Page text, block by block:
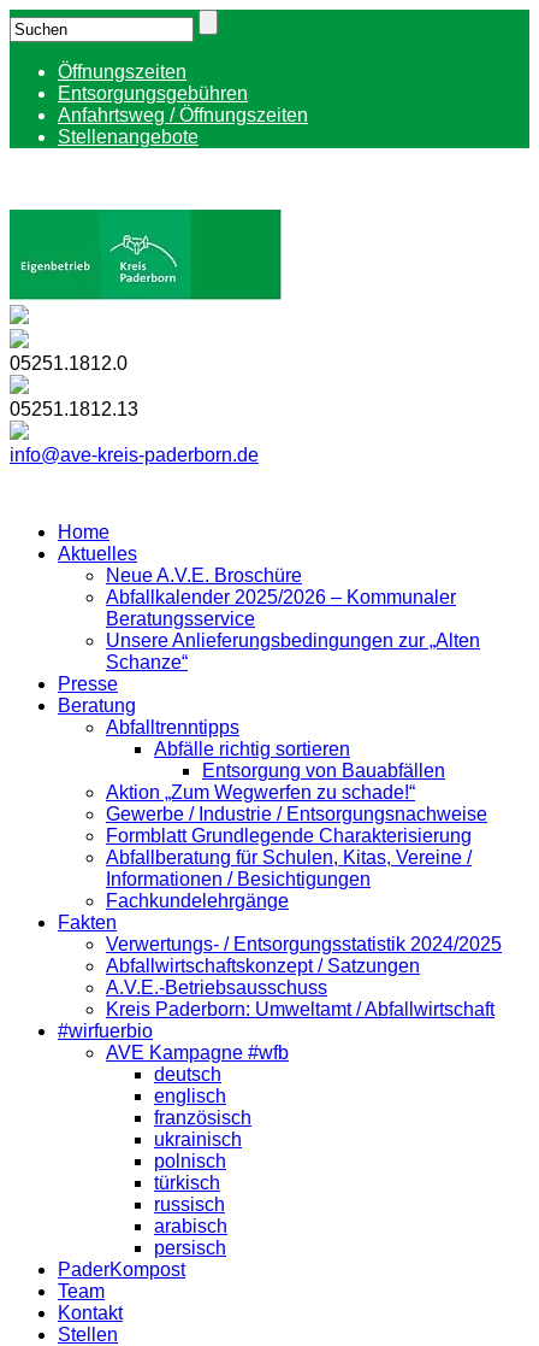
Öffnungszeiten
Entsorgungsgebühren
Anfahrtsweg / Öffnungszeiten
Stellenangebote
05251.1812.0
05251.1812.13
info@ave-kreis-paderborn.de
Home
Aktuelles
Neue A.V.E. Broschüre
Abfallkalender 2025/2026 – Kommunaler
Beratungsservice
Unsere Anlieferungsbedingungen zur „Alten
Schanze“
Presse
Beratung
Abfalltrenntipps
Abfälle richtig sortieren
Entsorgung von Bauabfällen
Aktion „Zum Wegwerfen zu schade!“
Gewerbe / Industrie / Entsorgungsnachweise
Formblatt Grundlegende Charakterisierung
Abfallberatung für Schulen, Kitas, Vereine /
Informationen / Besichtigungen
Fachkundelehrgänge
Fakten
Verwertungs- / Entsorgungsstatistik 2024/2025
Abfallwirtschaftskonzept / Satzungen
A.V.E.-Betriebsausschuss
Kreis Paderborn: Umweltamt / Abfallwirtschaft
#wirfuerbio
AVE Kampagne #wfb
deutsch
englisch
französisch
ukrainisch
polnisch
türkisch
russisch
arabisch
persisch
PaderKompost
Team
Kontakt
Stellen